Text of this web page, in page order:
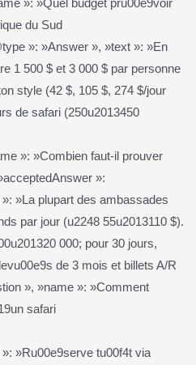
»: »Quel budget pru00e9voir
du Sud
»: »Answer », »text »: »En
1 500 $ et 3 000 $ par personne
style (42 $, 105 $, 274 $/jour
de safari (250u2013450
»: »Combien faut-il prouver
»:
»La plupart des ambassades
par jour (u2248 55u2013110 $).
000; pour 30 jours,
de 3 mois et billets A/R
», »name »: »Comment
safari
»Ru00e9serve tu00f4t via